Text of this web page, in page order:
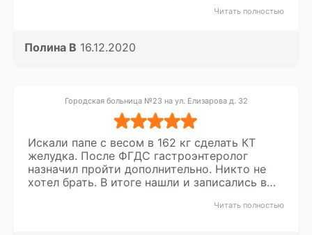
Но зато там настоящие профессионалы.
Читать полностью
Полина В 16.12.2020
Городская больница №23 на ул. Елизарова д. 32
Искали папе с весом в 162 кг сделать КТ
желудка. После ФГДС гастроэнтеролог
назначил пройти дополнительно. Никто не
хотел брать. В итоге нашли и записались в
опаской, но сотрудники поместили вЧитать полностью